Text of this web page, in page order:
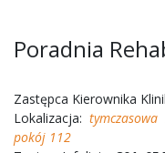
Poradnia
Zastępca Kierownika
Lokalizacja:
pokój 112